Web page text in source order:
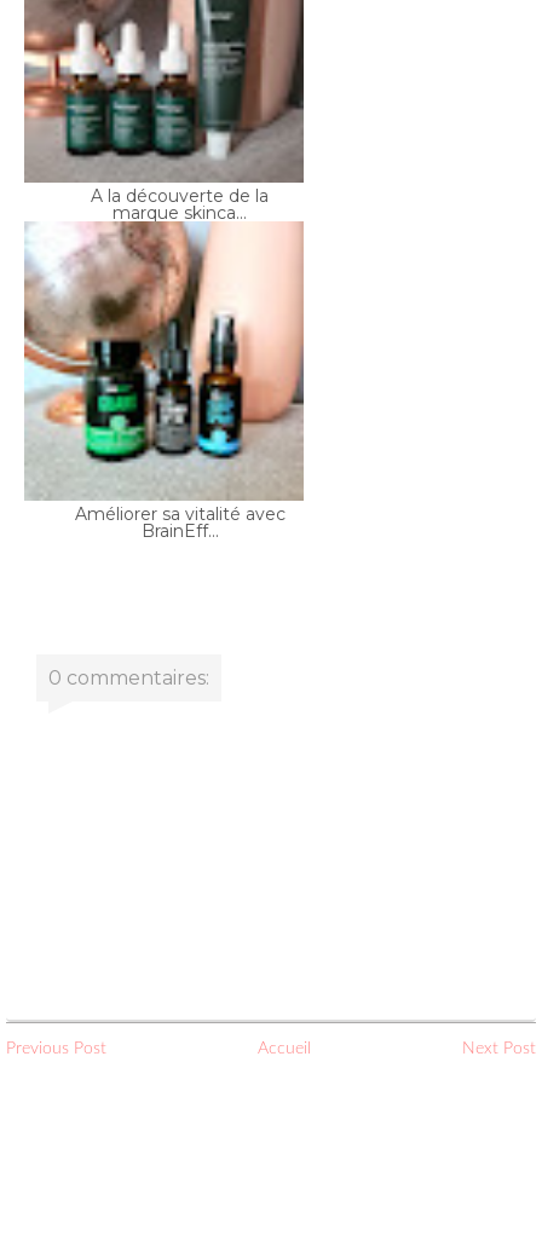
A la découverte de la
marque skinca...
Améliorer sa vitalité avec
BrainEff...